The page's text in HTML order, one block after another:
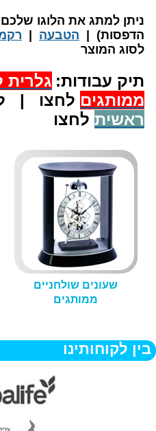
​ניתן למתג את הלוגו
הדפסות) | הטבעה
לסוג המוצר
תיק עבודות: גלרית
ממותגים לחצו |
ראשית לחצו
שעונים שולחניים
ממותגים
בין לקוחותינו